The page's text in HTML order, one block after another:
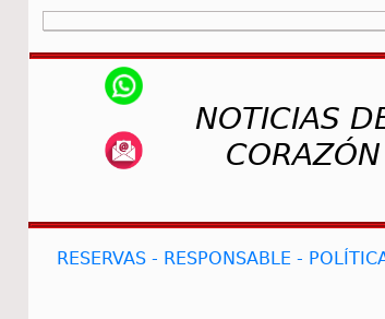
NOTICIAS
CORAZÓN
RESERVAS - RESPONSABLE -